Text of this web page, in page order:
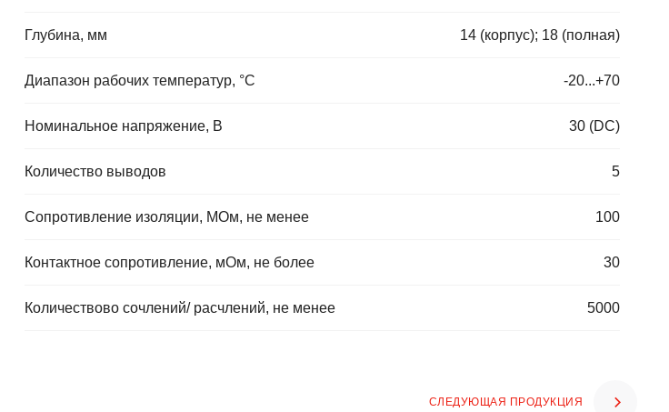
Глубина, мм 14 (корпус); 18 (полная)
Диапазон рабочих температур, °C -20...+70
Номинальное напряжение, В 30 (DC)
Количество выводов 5
Сопротивление изоляции, МОм, не менее 100
Контактное сопротивление, мОм, не более 30
Количествово сочлений/ расчлений, не менее 5000
СЛЕДУЮЩАЯ ПРОДУКЦИЯ